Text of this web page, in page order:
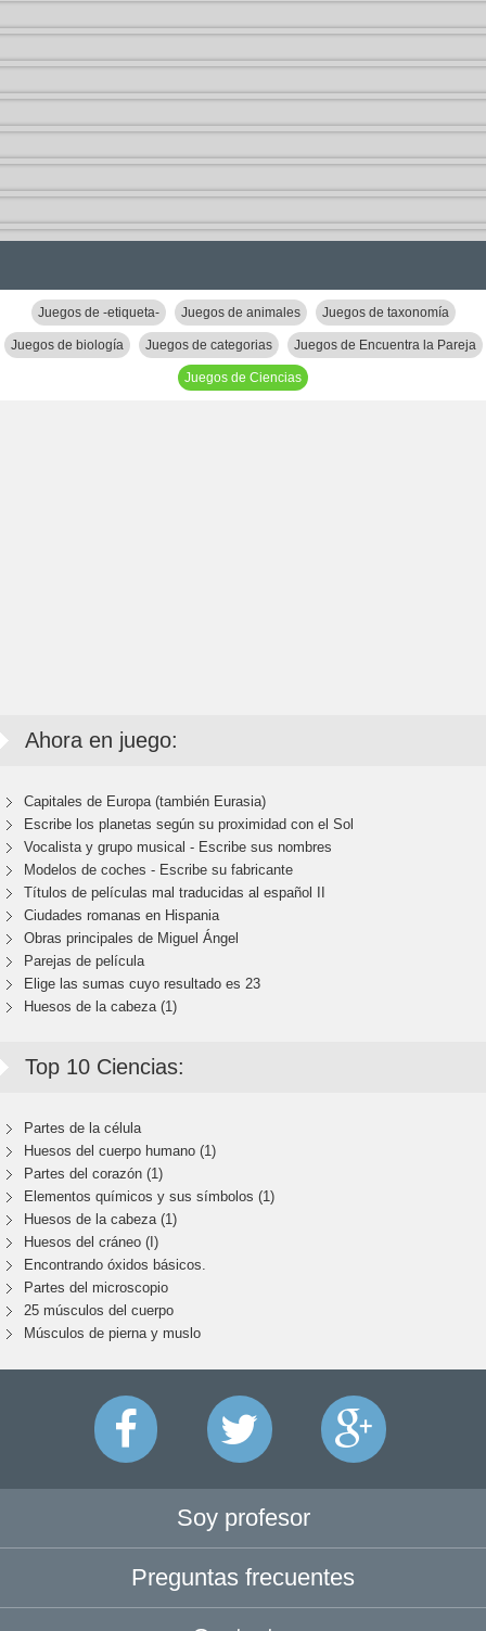
Juegos de -etiqueta- Juegos de animales Juegos de taxonomía
Juegos de biología Juegos de categorias Juegos de Encuentra la Pareja
Juegos de Ciencias
Ahora en juego:
Capitales de Europa (también Eurasia)
Escribe los planetas según su proximidad con el Sol
Vocalista y grupo musical - Escribe sus nombres
Modelos de coches - Escribe su fabricante
Títulos de películas mal traducidas al español II
Ciudades romanas en Hispania
Obras principales de Miguel Ángel
Parejas de película
Elige las sumas cuyo resultado es 23
Huesos de la cabeza (1)
Top 10 Ciencias:
Partes de la célula
Huesos del cuerpo humano (1)
Partes del corazón (1)
Elementos químicos y sus símbolos (1)
Huesos de la cabeza (1)
Huesos del cráneo (I)
Encontrando óxidos básicos.
Partes del microscopio
25 músculos del cuerpo
Músculos de pierna y muslo
Soy profesor
Preguntas frecuentes